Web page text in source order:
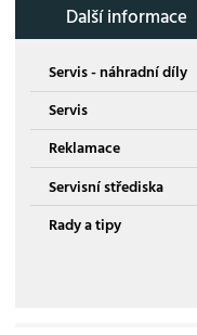
Další informace
Servis - náhradní díly
Servis
Reklamace
Servisní střediska
Rady a tipy